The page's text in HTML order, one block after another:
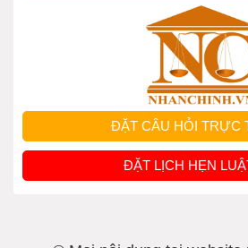
ĐẶT CÂU HỎI TRỰC
ĐẶT LỊCH HẸN